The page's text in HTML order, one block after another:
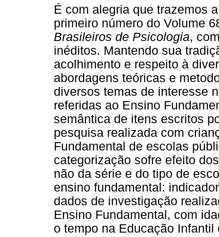
É com alegria que trazemos
primeiro número do Volume
Brasileiros de Psicologia,
inéditos. Mantendo sua
acolhimento e respeito à
abordagens teóricas e
diversos temas de interesse
referidas ao Ensino
semântica de itens escritos
pesquisa realizada com
Fundamental de escolas
categorização sofre efeito
não da série e do tipo de
ensino fundamental:
dados de investigação
Ensino Fundamental, com
o tempo na Educação